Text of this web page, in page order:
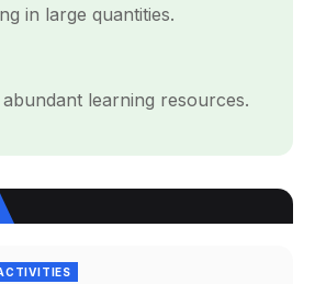
in large quantities.
learning resources.